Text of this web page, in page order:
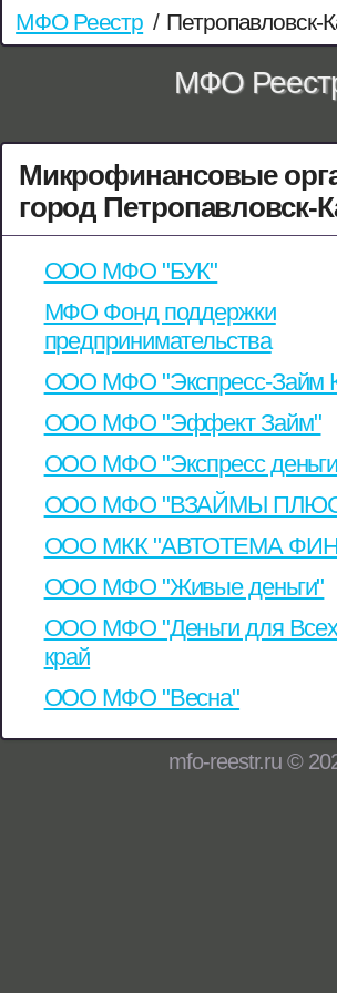
МФО Реестр / Петропавловск-
МФО
Микрофинансовые
город Петропавловск-
ООО МФО "БУК"
МФО Фонд поддержки
предпринимательства
ООО МФО "Экспресс-Займ
ООО МФО "Эффект Займ"
ООО МФО "Экспресс
ООО МФО "ВЗАЙМЫ
ООО МКК "АВТОТЕМА
ООО МФО "Живые деньги"
ООО МФО "Деньги для
край
ООО МФО "Весна"
mfo-reestr.ru ©